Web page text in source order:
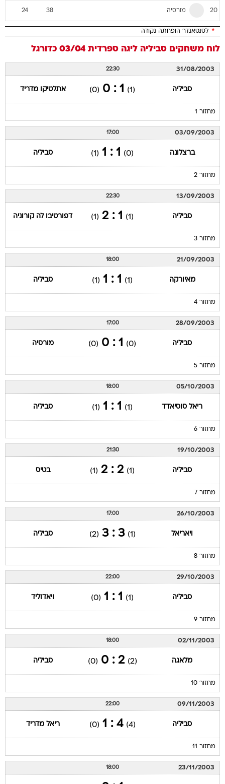
20 מורסיה 38
24
* לסנטאנדר הופחתה נקודה
לוח משחקים סביליה ליגה ספרדית 03/04 כדורגל
31/08/2003
22:30
סביליה (1)
1 : 0
(0) אתלטיקו מדריד
מחזור 1
03/09/2003
17:00
ברצלונה (0)
1 : 1
(1) סביליה
מחזור 2
13/09/2003
22:30
סביליה (1)
1 : 2
(1) דפורטיבו לה קורוניה
מחזור 3
21/09/2003
18:00
מאיורקה (1)
1 : 1
(1) סביליה
מחזור 4
28/09/2003
17:00
סביליה (0)
1 : 0
(0) מורסיה
מחזור 5
05/10/2003
18:00
ריאל סוסיאדד (1)
1 : 1
(1) סביליה
מחזור 6
19/10/2003
21:30
סביליה (1)
2 : 2
(1) בטיס
מחזור 7
26/10/2003
17:00
ויאריאל (1)
3 : 3
(2) סביליה
מחזור 8
29/10/2003
22:00
סביליה (1)
1 : 1
(0) ויאדוליד
מחזור 9
02/11/2003
18:00
מלאגה (2)
2 : 0
(0) סביליה
מחזור 10
09/11/2003
22:00
סביליה (4)
4 : 1
(0) ריאל מדריד
מחזור 11
23/11/2003
18:00